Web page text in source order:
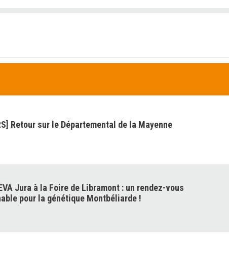
Retour sur le Départemental de la Mayenne
Jura à la Foire de Libramont : un rendez-vous
pour la génétique Montbéliarde !